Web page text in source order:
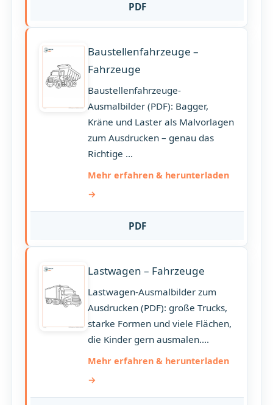
PDF
Baustellenfahrzeuge –
Fahrzeuge
Baustellenfahrzeuge-
Ausmalbilder (PDF): Bagger,
Kräne und Laster als Malvorlagen
zum Ausdrucken – genau das
Richtige ...
Mehr erfahren & herunterladen
PDF
Lastwagen – Fahrzeuge
Lastwagen-Ausmalbilder zum
Ausdrucken (PDF): große Trucks,
starke Formen und viele Flächen,
die Kinder gern ausmalen....
Mehr erfahren & herunterladen